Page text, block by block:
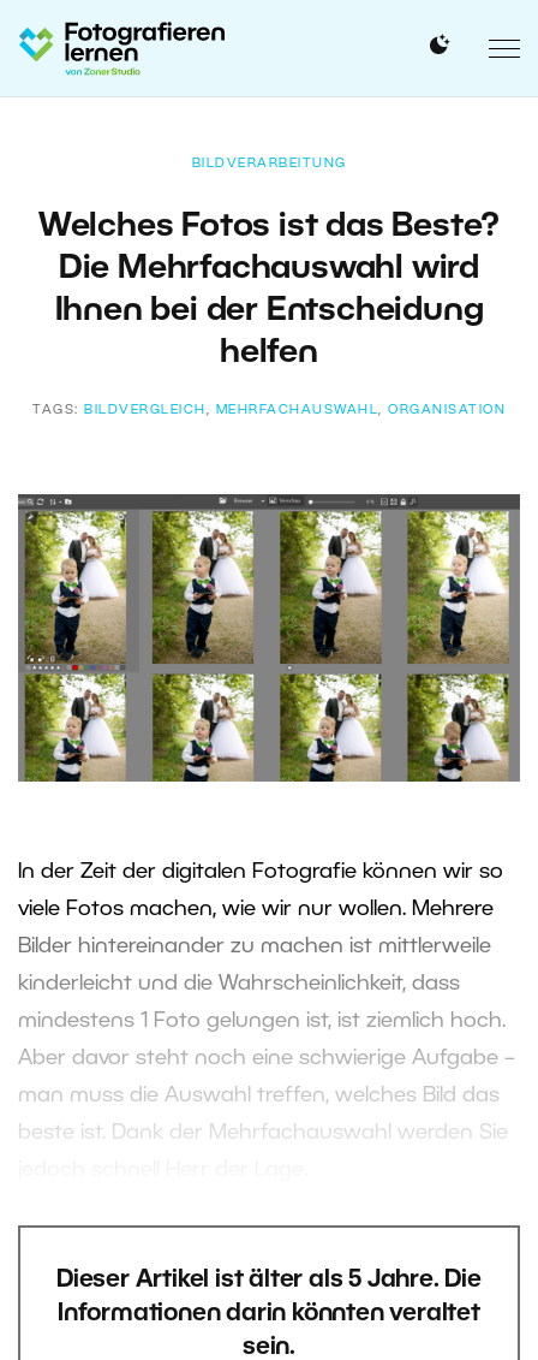
BILDVERARBEITUNG
Welches Fotos ist das Beste?
Die Mehrfachauswahl wird
Ihnen bei der Entscheidung
helfen
TAGS: BILDVERGLEICH , MEHRFACHAUSWAHL, ORGANISATION
In der Zeit der digitalen Fotografie können wir so
viele Fotos machen, wie wir nur wollen. Mehrere
Bilder hintereinander zu machen ist mittlerweile
kinderleicht und die Wahrscheinlichkeit, dass
mindestens 1 Foto gelungen ist, ist ziemlich hoch.
Aber davor steht noch eine schwierige Aufgabe –
man muss die Auswahl treffen, welches Bild das
beste ist. Dank der Mehrfachauswahl werden Sie
Dieser Artikel ist älter als 5 Jahre. Die
Informationen darin könnten veraltet
sein.